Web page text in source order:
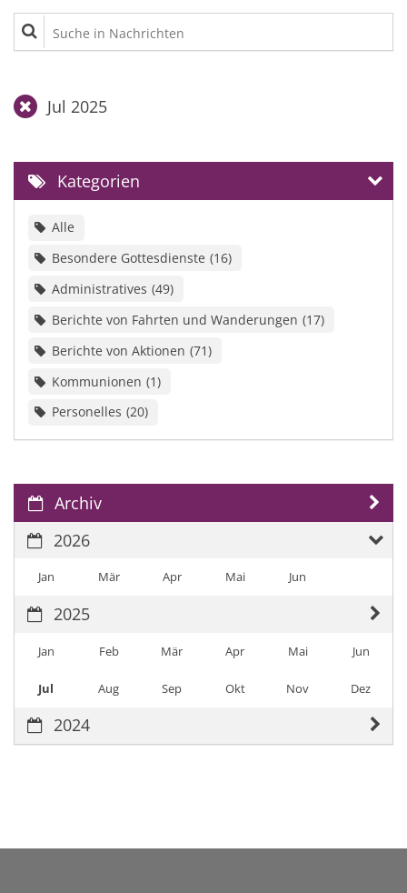
Suche in Nachrichten
Jul 2025
Kategorien
Alle
Besondere Gottesdienste 16
Administratives 49
Berichte von Fahrten und Wanderungen 17
Berichte von Aktionen 71
Kommunionen 1
Personelles 20
Archiv
2026
Jan Mär Apr Mai Jun
2025
Jan Feb Mär Apr Mai Jun
Jul Aug Sep Okt Nov Dez
2024